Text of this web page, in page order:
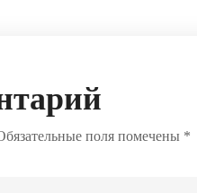
поля помечены *